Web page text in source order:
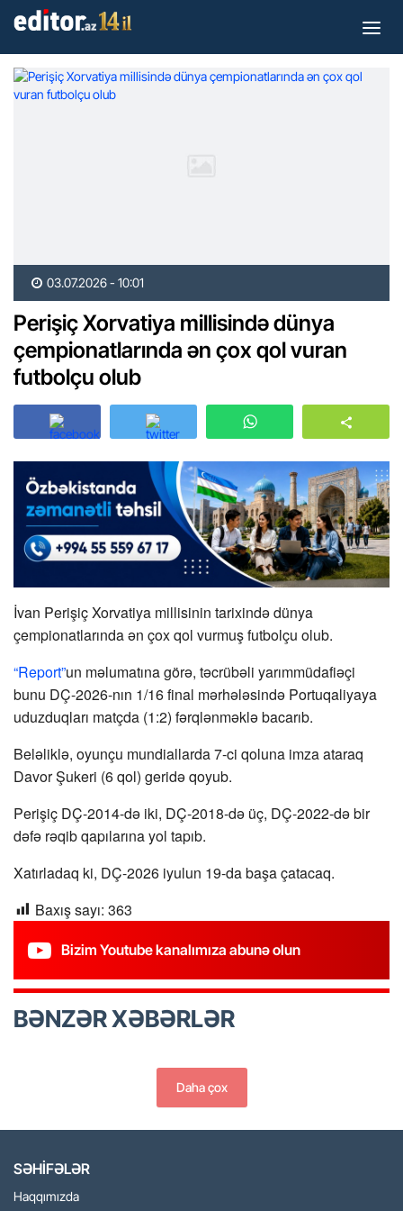
03.07.2026 - 10:01
Perişiç Xorvatiya millisində dünya
çempionatlarında ən çox qol vuran
futbolçu olub
İvan Perişiç Xorvatiya millisinin tarixində dünya
çempionatlarında ən çox qol vurmuş futbolçu olub.
“Report”un məlumatına görə, təcrübəli yarımmüdafiəçi
bunu DÇ-2026-nın 1/16 final mərhələsində Portuqaliyaya
uduzduqları matçda (1:2) fərqlənməklə bacarıb.
Beləliklə, oyunçu mundiallarda 7-ci qoluna imza ataraq
Davor Şukeri (6 qol) geridə qoyub.
Perişiç DÇ-2014-də iki, DÇ-2018-də üç, DÇ-2022-də bir
dəfə rəqib qapılarına yol tapıb.
Xatırladaq ki, DÇ-2026 iyulun 19-da başa çatacaq.
Baxış sayı: 363
Bizim Youtube kanalımıza abunə olun
BƏNZƏR XƏBƏRLƏR
Daha çox
SƏHİFƏLƏR
Haqqımızda